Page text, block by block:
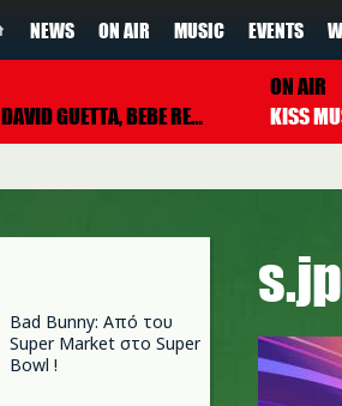
NEWS ON AIR MUSIC EVENTS
DAVID GUETTA, BEBE REXHA
ON AIR
Bad Bunny: Από του
Super Market στο Super
Bowl !